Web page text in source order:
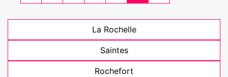
La Rochelle
Saintes
Rochefort